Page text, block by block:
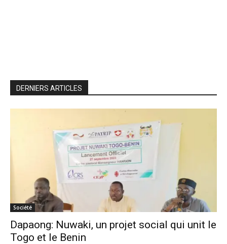
DERNIERS ARTICLES
Société
Dapaong: Nuwaki, un projet social qui unit le
Togo et le Benin